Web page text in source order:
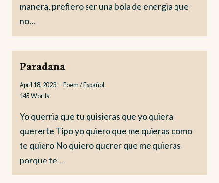
manera, prefiero ser una bola de energia que
no…
Paradana
April 18, 2023 — Poem / Español
145 Words
Yo querria que tu quisieras que yo quiera
quererte Tipo yo quiero que me quieras como
te quiero No quiero querer que me quieras
porque te…